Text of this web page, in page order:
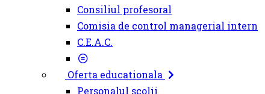
Consiliul profesoral
Comisia de control managerial intern
C.E.A.C.
Oferta educationala
Personalul scolii